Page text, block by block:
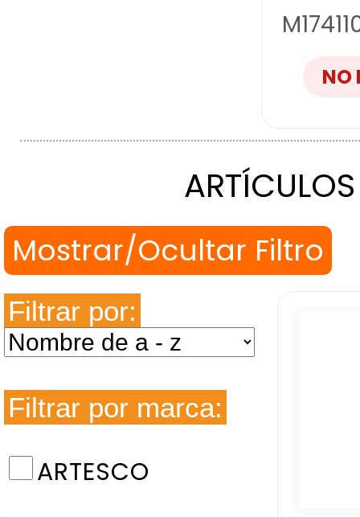
NO
Filtrar por:
Filtrar por marca:
ARTESCO